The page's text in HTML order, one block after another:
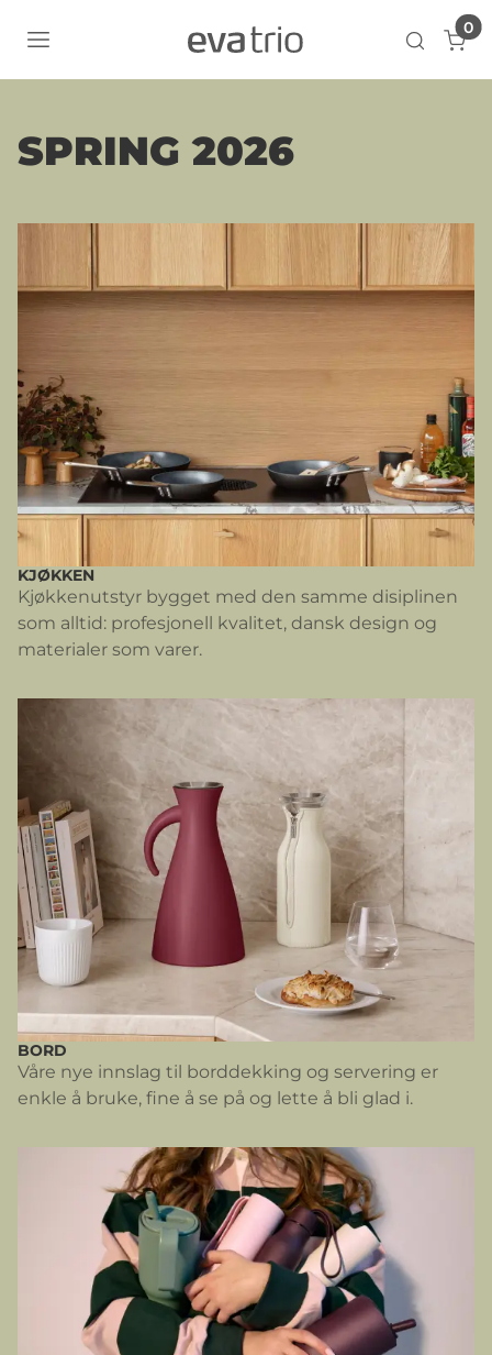
Cart
0
SPRING 2026
KJØKKEN
Kjøkkenutstyr bygget med den samme disiplinen
som alltid: profesjonell kvalitet, dansk design og
materialer som varer.
BORD
Våre nye innslag til borddekking og servering er
enkle å bruke, fine å se på og lette å bli glad i.